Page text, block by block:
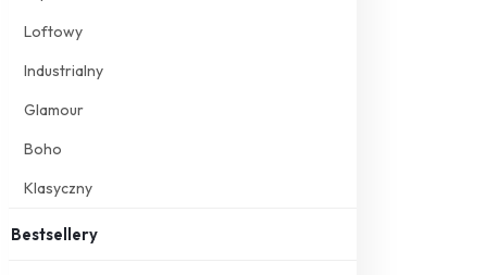
Loftowy
Industrialny
Glamour
Boho
Klasyczny
Bestsellery